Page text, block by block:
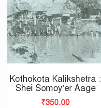
Kothokota Kalikshetra :
Shei Somoy’er Aage
₹350.00